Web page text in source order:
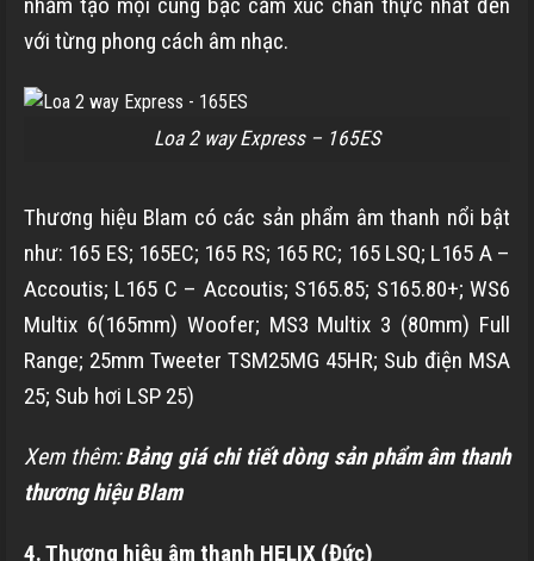
nhằm tạo mọi cung bậc cảm xúc chân thực nhất đến
với từng phong cách âm nhạc.
Loa 2 way Express – 165ES
Thương hiệu Blam có các sản phẩm âm thanh nổi bật
như: 165 ES; 165EC; 165 RS; 165 RC; 165 LSQ; L165 A –
Accoutis; L165 C – Accoutis; S165.85; S165.80+; WS6
Multix 6(165mm) Woofer; MS3 Multix 3 (80mm) Full
Range; 25mm Tweeter TSM25MG 45HR; Sub điện MSA
25; Sub hơi LSP 25)
Xem thêm:Bảng giá chi tiết dòng sản phẩm âm thanh
thương hiệu Blam
4. Thương hiệu âm thanh HELIX (Đức)